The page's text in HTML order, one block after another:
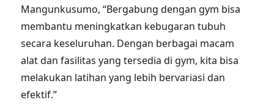
Mangunkusumo, “Bergabung dengan gym bisa
membantu meningkatkan kebugaran tubuh
secara keseluruhan. Dengan berbagai macam
alat dan fasilitas yang tersedia di gym, kita bisa
melakukan latihan yang lebih bervariasi dan
efektif.”